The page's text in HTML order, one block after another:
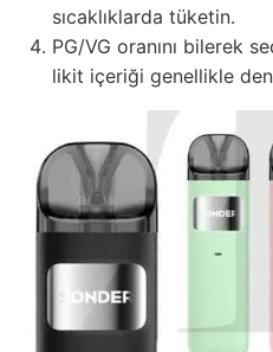
sıcaklıklarda tüketin.
PG/VG oranını bilerek
likit içeriği genellikle